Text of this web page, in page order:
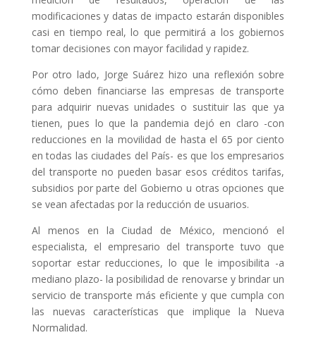
modificaciones y datas de impacto estarán disponibles
casi en tiempo real, lo que permitirá a los gobiernos
tomar decisiones con mayor facilidad y rapidez.
Por otro lado, Jorge Suárez hizo una reflexión sobre
cómo deben financiarse las empresas de transporte
para adquirir nuevas unidades o sustituir las que ya
tienen, pues lo que la pandemia dejó en claro -con
reducciones en la movilidad de hasta el 65 por ciento
en todas las ciudades del País- es que los empresarios
del transporte no pueden basar esos créditos tarifas,
subsidios por parte del Gobierno u otras opciones que
se vean afectadas por la reducción de usuarios.
Al menos en la Ciudad de México, mencionó el
especialista, el empresario del transporte tuvo que
soportar estar reducciones, lo que le imposibilita -a
mediano plazo- la posibilidad de renovarse y brindar un
servicio de transporte más eficiente y que cumpla con
las nuevas características que implique la Nueva
Normalidad.